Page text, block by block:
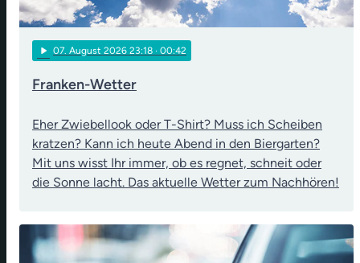
play_arrow 07. August 2026 23:18 · 00:42
Franken-Wetter
Eher Zwiebellook oder T-Shirt? Muss ich Scheiben
kratzen? Kann ich heute Abend in den Biergarten?
Mit uns wisst Ihr immer, ob es regnet, schneit oder
die Sonne lacht. Das aktuelle Wetter zum Nachhören!